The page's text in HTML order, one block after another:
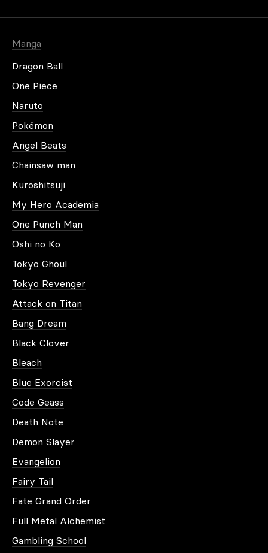
Manga
Dragon Ball
One Piece
Naruto
Pokémon
Angel Beats
Chainsaw man
Kuroshitsuji
My Hero Academia
One Punch Man
Oshi no Ko
Tokyo Ghoul
Tokyo Revenger
Attack on Titan
Bang Dream
Black Clover
Bleach
Blue Exorcist
Code Geass
Death Note
Demon Slayer
Evangelion
Fairy Tail
Fate Grand Order
Full Metal Alchemist
Gambling School